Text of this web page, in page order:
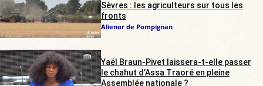
Sèvres : les agriculteurs sur tous les
fronts
Alienor de Pompignan
Yaël Braun-Pivet laissera-t-elle passer
le chahut d’Assa Traoré en pleine
Assemblée nationale ?